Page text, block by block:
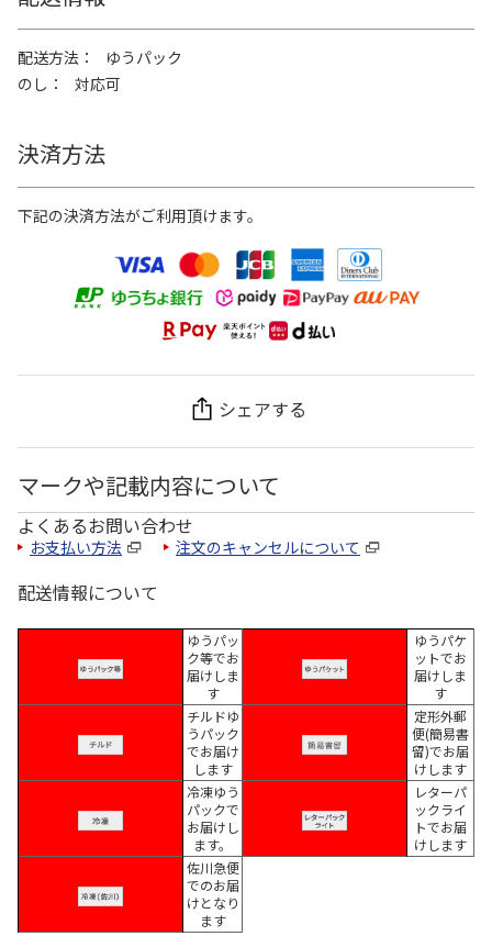
配送方法
ゆうパック
のし
対応可
決済方法
下記の決済方法がご利用頂けます。
シェアする
マークや記載内容について
よくあるお問い合わせ
お支払い方法 注文のキャンセルについて
配送情報について
ゆうパッ
ク等でお
届けしま
す
ゆうパケ
ットでお
届けしま
す
チルドゆ
うパック
でお届け
します
定形外郵
便(簡易書
留)でお届
けします
冷凍ゆう
パックで
お届けし
ます。
レターパ
ックライ
トでお届
けします
佐川急便
でのお届
けとなり
ます